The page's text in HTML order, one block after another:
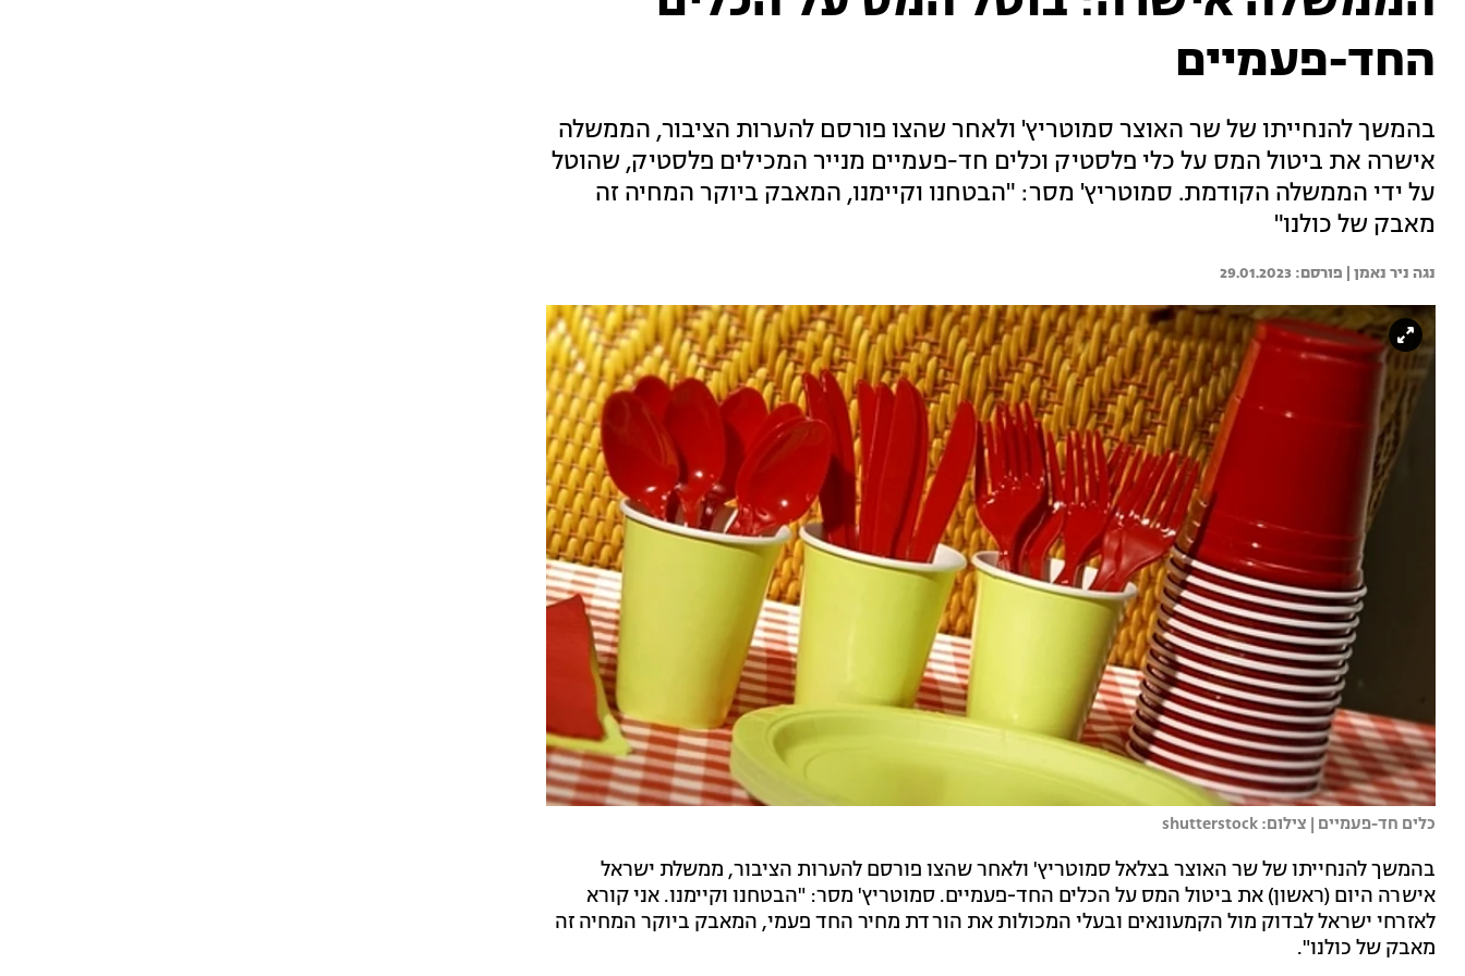
החד-פעמיים
בהמשך להנחייתו של שר האוצר סמוטריץ' ולאחר שהצו פורסם להערות הציבור, הממשלה
אישרה את ביטול המס על כלי פלסטיק וכלים חד-פעמיים מנייר המכילים פלסטיק, שהוטל
על ידי הממשלה הקודמת. סמוטריץ' מסר: "הבטחנו וקיימנו, המאבק ביוקר המחיה זה
מאבק של כולנו"
נגה ניר נאמן | 29.01.2023
כלים חד-פעמיים | צילום: shutterstock
בהמשך להנחייתו של שר האוצר בצלאל סמוטריץ' ולאחר שהצו פורסם להערות הציבור, ממשלת ישראל
אישרה היום (ראשון) את ביטול המס על הכלים החד-פעמיים. סמוטריץ' מסר: "הבטחנו וקיימנו. אני קורא
לאזרחי ישראל לבדוק מול הקמעונאים ובעלי המכולות את הורדת מחיר החד פעמי, המאבק ביוקר המחיה זה
מאבק של כולנו".